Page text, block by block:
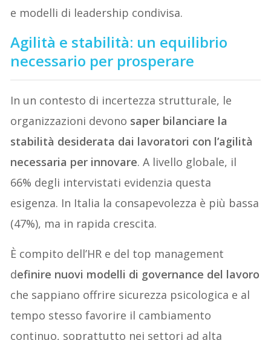
e modelli di leadership condivisa.
Agilità e stabilità: un equilibrio
necessario per prosperare
In un contesto di incertezza strutturale, le
organizzazioni devono saper bilanciare la
stabilità desiderata dai lavoratori con l’agilità
necessaria per innovare. A livello globale, il
66% degli intervistati evidenzia questa
esigenza. In Italia la consapevolezza è più bassa
(47%), ma in rapida crescita.
È compito dell’HR e del top management
definire nuovi modelli di governance del lavoro
che sappiano offrire sicurezza psicologica e al
tempo stesso favorire il cambiamento
continuo, soprattutto nei settori ad alta